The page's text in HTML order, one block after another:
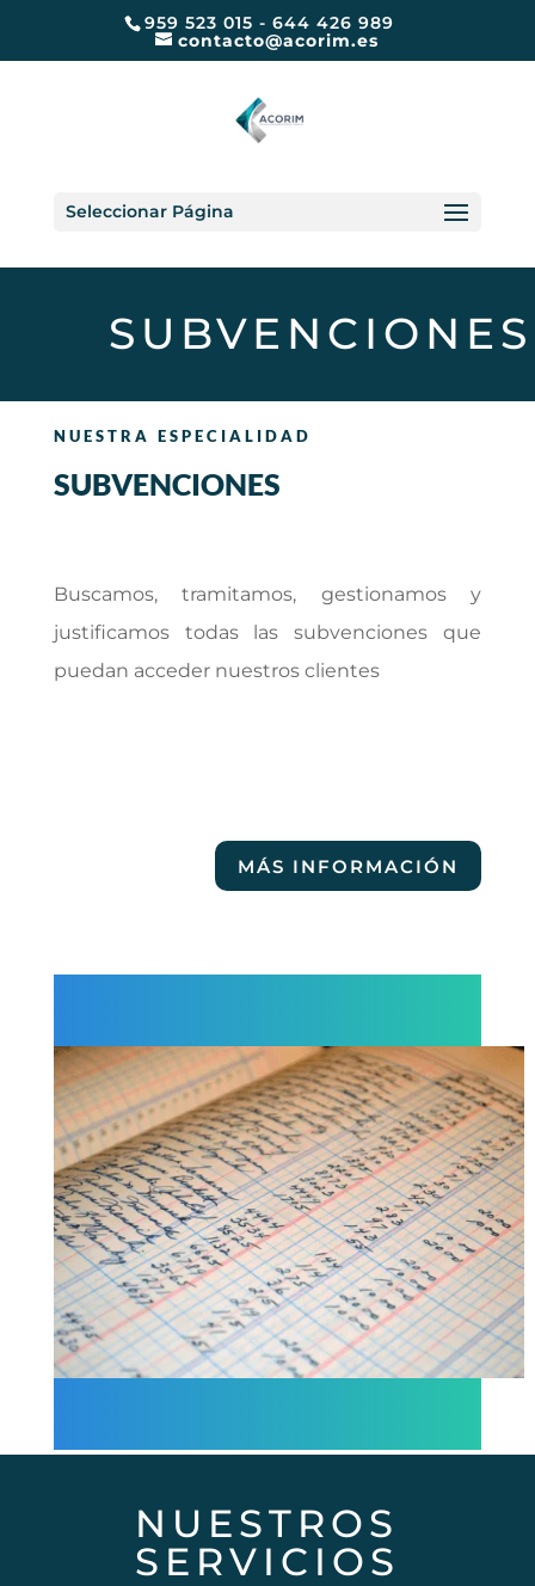
959 523 015 - 644 426 989
contacto@acorim.es
Seleccionar Página
SUBVENCIONES
NUESTRA ESPECIALIDAD
SUBVENCIONES
Buscamos, tramitamos, gestionamos y
justificamos todas las subvenciones que
puedan acceder nuestros clientes
MÁS INFORMACIÓN
NUESTROS
SERVICIOS